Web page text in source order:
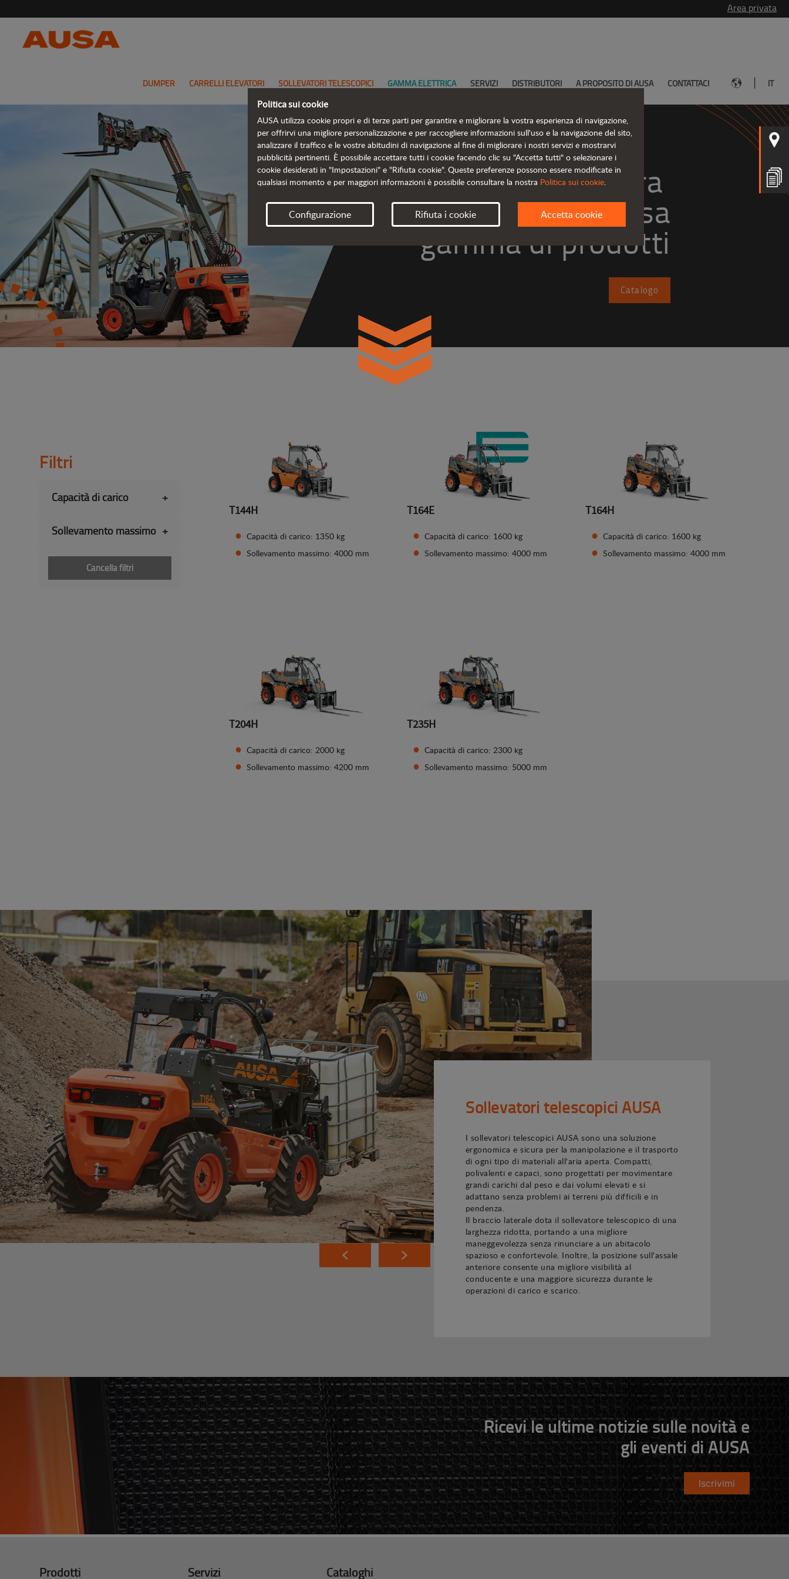
Area privata
DUMPER CARRELLI ELEVATORI SOLLEVATORI TELESCOPICI GAMMA ELETTRICA SERVIZI DISTRIBUTORI A PROPOSITO DI AUSA CONTATTACI IT
Scopri la nostra
estesa
gamma di prodotti
Catalogo
Filtri
Capacità di carico +
Sollevamento massimo +
Cancella filtri
T144H
Capacità di carico: 1350 kg
Sollevamento massimo: 4000 mm
T164E
Capacità di carico: 1600 kg
Sollevamento massimo: 4000 mm
T164H
Capacità di carico: 1600 kg
Sollevamento massimo: 4000 mm
T204H
Capacità di carico: 2000 kg
Sollevamento massimo: 4200 mm
T235H
Capacità di carico: 2300 kg
Sollevamento massimo: 5000 mm
Sollevatori telescopici AUSA
I sollevatori telescopici AUSA sono una soluzione
ergonomica e sicura per la manipolazione e il trasporto
di ogni tipo di materiali all'aria aperta. Compatti,
polivalenti e capaci, sono progettati per movimentare
grandi carichi dal peso e dai volumi elevati e si
adattano senza problemi ai terreni più difficili e in
pendenza.
Il braccio laterale dota il sollevatore telescopico di una
larghezza ridotta, portando a una migliore
maneggevolezza senza rinunciare a un abitacolo
spazioso e confortevole. Inoltre, la posizione sull'assale
anteriore consente una migliore visibilità al
conducente e una maggiore sicurezza durante le
operazioni di carico e scarico.
Ricevi le ultime notizie sulle novità e
gli eventi di AUSA
Iscrivimi
Prodotti Servizi Cataloghi
Politica sui cookie
AUSA utilizza cookie propri e di terze parti per garantire e migliorare la vostra esperienza di navigazione,
per offrirvi una migliore personalizzazione e per raccogliere informazioni sull'uso e la navigazione del sito,
analizzare il traffico e le vostre abitudini di navigazione al fine di migliorare i nostri servizi e mostrarvi
pubblicità pertinenti. È possibile accettare tutti i cookie facendo clic su "Accetta tutti" o selezionare i
cookie desiderati in "Impostazioni" e "Rifiuta cookie". Queste preferenze possono essere modificate in
qualsiasi momento e per maggiori informazioni è possibile consultare la nostra Politica sui cookie.
Configurazione Rifiuta i cookie Accetta cookie